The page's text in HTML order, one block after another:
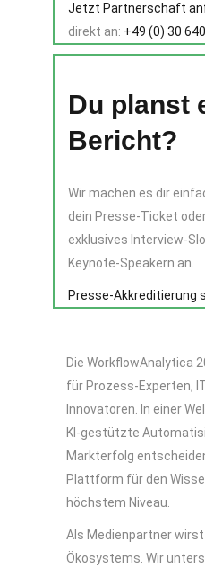
Jetzt Partnerschaft
direkt an: +49 (0) 30
Du planst
Bericht?
Wir machen es dir
dein Presse-Ticket
exklusives Interview-
Keynote-Speakern an.
Presse-Akkreditierung
Die WorkflowAnalytica
für Prozess-Experten,
Innovatoren. In einer
KI-gestützte
Markterfolg
Plattform für den
höchstem Niveau.
Als Medienpartner
Ökosystems. Wir